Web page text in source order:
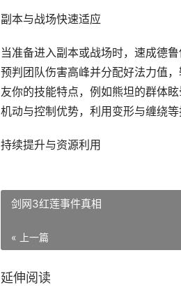
副本与战场快速适应
当准备进入副本或战场时，速成德
预判团队伤害高峰并分配好法力值
友你的技能特点，例如熊坦的群体
机动与控制优势，利用变形与缠绕等
持续提升与资源利用
剑网3红莲事件真相
« 上一篇
延伸阅读